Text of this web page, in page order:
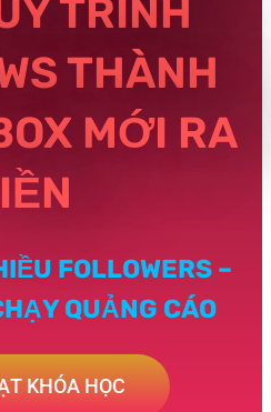
TRÌNH
THÀNH
MỚI RA
FOLLOWERS –
QUẢNG CÁO
KHÓA HỌC